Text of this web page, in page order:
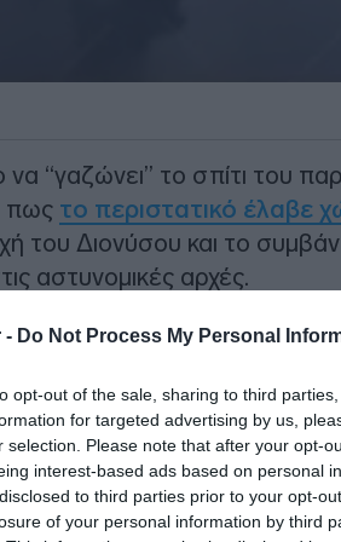
- Do Not Process My Personal
opt-out of the sale, sharing to third
for targeted advertising by us,
selection. Please note that after your opt-
interest-based ads based on personal
to third parties prior to your opt-
of your personal information by third
“γαζώνει” το σπίτι του
πως το περιστατικό έλαβε
του Διονύσου και το συμβάν
αστυνομικές αρχές.